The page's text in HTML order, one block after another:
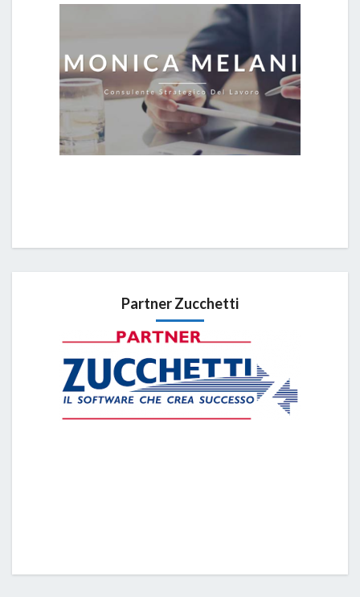
Partner Zucchetti